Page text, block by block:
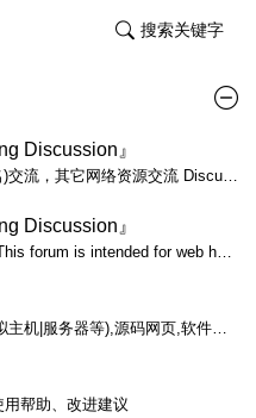
搜索关键字
Discussion』
免费资源(免费空间|免费域名)交流，其它网络资源交流 Discussions on all aspects of free hosting including past experiences (both negative and positive), choosing a host, questions and answers, and other related subjects. NOTICE: No offers or contact requests of any kind allowed.
Discussion』
国内外商业主机服务商讨论This forum is intended for web hosting companies to publish special Reseller Hosting offers and new Reseller Hosting plans only.
网站建设,商业资源(域名|虚拟主机|服务器等),源码网页,软件编程
帮助、改进建议